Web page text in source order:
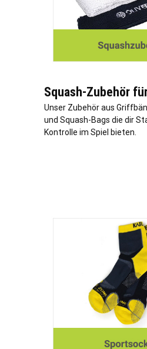
Squash-Zubehör
Unser Zubehör aus
und Squash-Bags die dir
Kontrolle im Spiel bieten.